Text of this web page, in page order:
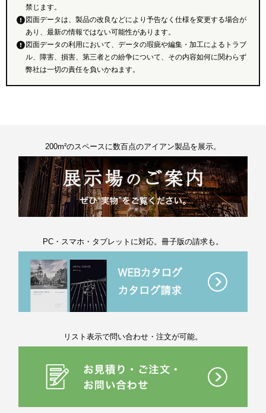
禁じます。
図面データは、製品の改良などにより予告なく仕様を変更する場合が
あり、最新の情報ではない可能性があります。
図面データの利用において、データの瑕疵や編集・加工によるトラブ
ル、障害、損害、第三者との紛争について、その内容如何に関わらず
弊社は一切の責任を負いかねます。
200m²のスペースに数百点のアイアン製品を展示。
PC・スマホ・タブレットに対応。冊子版の請求も。
リスト表示で問い合わせ・注文が可能。